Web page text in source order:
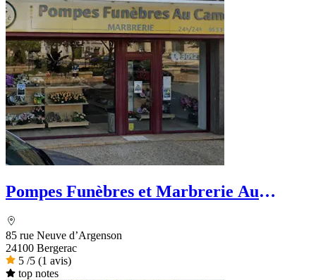
Pompes Funèbres et Marbrerie Au
85 rue Neuve d’Argenson
24100 Bergerac
5 /5 (1 avis)
top notes